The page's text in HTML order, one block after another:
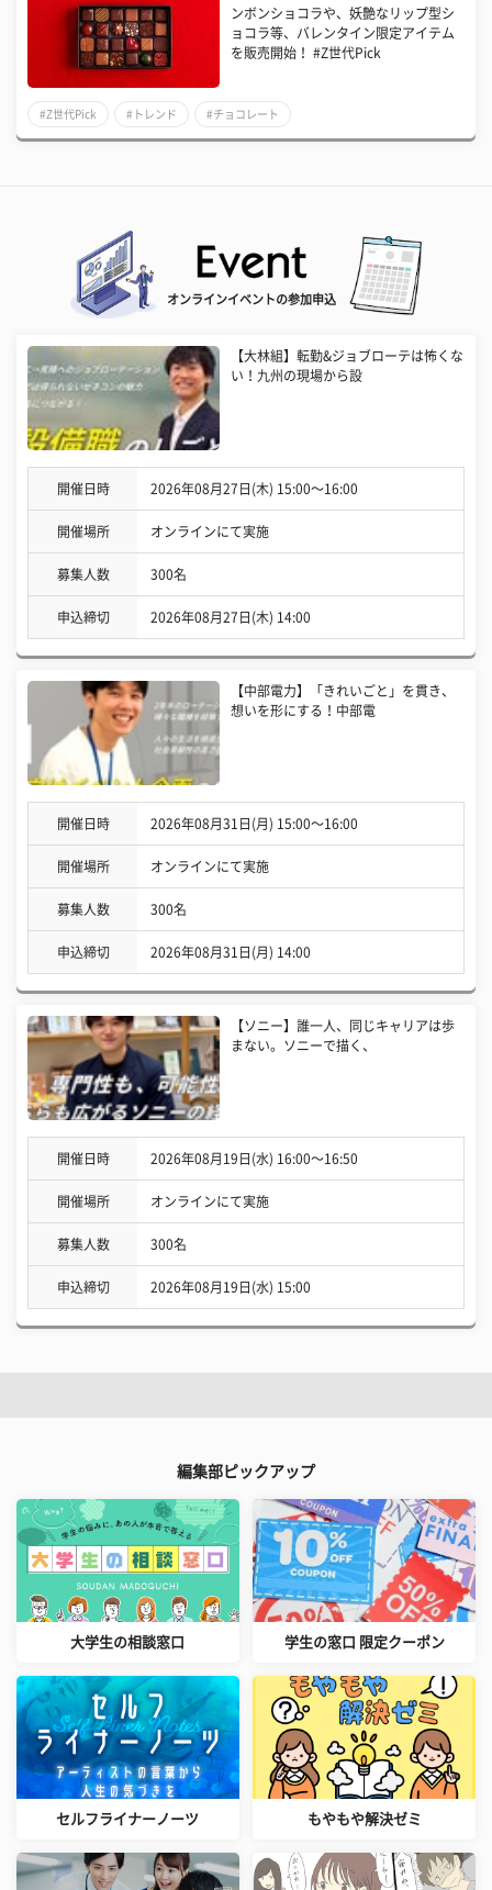
ンボンショコラや、妖艶なリップ型シ
ョコラ等、バレンタイン限定アイテム
を販売開始！ #Z世代Pick
#Z世代Pick #トレンド #チョコレート
オンラインイベントの参加申込
【大林組】転勤&ジョブローテは怖くな
い！九州の現場から設
開催日時 2026年08月27日(木) 15:00〜16:00
開催場所 オンラインにて実施
募集人数 300名
申込締切 2026年08月27日(木) 14:00
【中部電力】「きれいごと」を貫き、
想いを形にする！中部電
開催日時 2026年08月31日(月) 15:00〜16:00
開催場所 オンラインにて実施
募集人数 300名
申込締切 2026年08月31日(月) 14:00
【ソニー】誰一人、同じキャリアは歩
まない。ソニーで描く、
開催日時 2026年08月19日(水) 16:00〜16:50
開催場所 オンラインにて実施
募集人数 300名
申込締切 2026年08月19日(水) 15:00
編集部ピックアップ
大学生の相談窓口 学生の窓口 限定クーポン
セルフライナーノーツ もやもや解決ゼミ